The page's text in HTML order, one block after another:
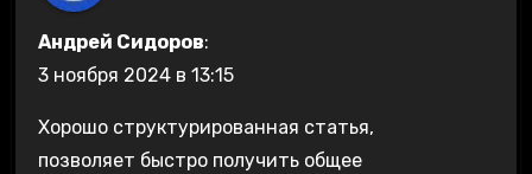
Андрей Сидоров:
3 ноября 2024 в 13:15
Хорошо структурированная статья,
позволяет быстро получить общее